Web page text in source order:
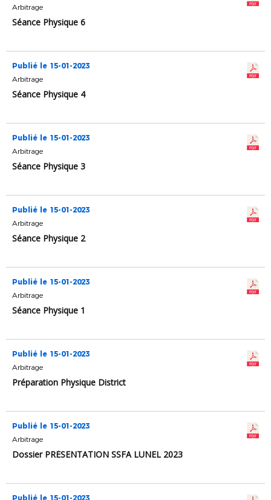
Arbitrage
Séance Physique 6
Publié le 15-01-2023
Arbitrage
Séance Physique 4
Publié le 15-01-2023
Arbitrage
Séance Physique 3
Publié le 15-01-2023
Arbitrage
Séance Physique 2
Publié le 15-01-2023
Arbitrage
Séance Physique 1
Publié le 15-01-2023
Arbitrage
Préparation Physique District
Publié le 15-01-2023
Arbitrage
Dossier PRÉSENTATION SSFA LUNEL 2023
Publié le 15-01-2023